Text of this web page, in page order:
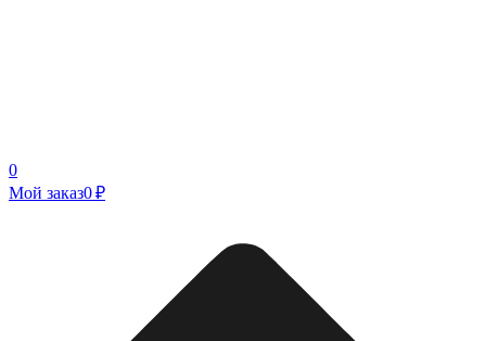
0
Мой заказ0 ₽